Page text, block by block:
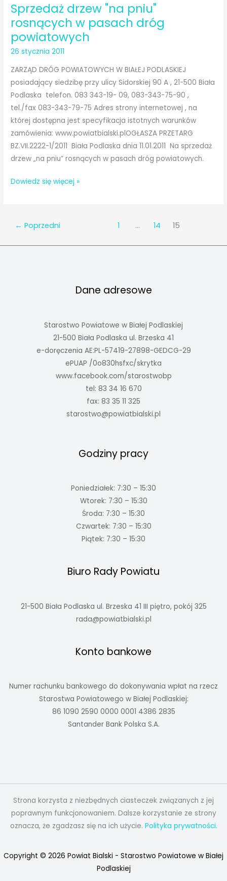
pniu”
rosnących
pasach
dróg
powiatowych
Sprzedaż drzew "na pniu"
rosnących w pasach dróg
powiatowych
26 stycznia 2011
ZARZĄD DRÓG POWIATOWYCH W BIAŁEJ PODLASKIEJ
posiadający siedzibę przy ulicy Sidorskiej 90 A , 21-500 Biała
Podlaska telefon. 083 343-19- 09, 083-343-75-90 ,
tel./fax 083-343-79-75 Adres strony internetowej , na
której dostępna jest specyfikacja istotnych warunków
zamówienia: www.powiatbialski.plOGŁASZA PRZETARG
BZ.VII.2222-1/2011 Biała Podlaska dnia 11.01.2011 Na sprzedaż
drzew „na pniu” rosnących w pasach dróg powiatowych.
Sprzedaż
rosnących
w
Dowiedz się więcej »
← Poprzedni 1 … 14 15
Dane adresowe
Starostwo Powiatowe w Białej Podlaskiej
21-500 Biała Podlaska ul. Brzeska 41
e-doręczenia AE:PL-57419-27898-GEDCG-29
ePUAP /0o830hsfxc/skrytka
www.facebook.com/starostwobp
tel: 83 34 16 670
fax: 83 35 11 325
starostwo@powiatbialski.pl
Godziny pracy
Poniedziałek: 7:30 – 15:30
Wtorek: 7:30 – 15:30
Środa: 7:30 – 15:30
Czwartek: 7:30 – 15:30
Piątek: 7:30 – 15:30
Biuro Rady Powiatu
21-500 Biała Podlaska ul. Brzeska 41 III piętro, pokój 325
rada@powiatbialski.pl
Konto bankowe
Numer rachunku bankowego do dokonywania wpłat na rzecz
Starostwa Powiatowego w Białej Podlaskiej:
86 1090 2590 0000 0001 4386 2835
Santander Bank Polska S.A.
Strona korzysta z niezbędnych ciasteczek związanych z jej
poprawnym funkcjonowaniem. Dalsze korzystanie ze strony
oznacza, że zgadzasz się na ich użycie. Polityka prywatności.
Copyright © 2026 Powiat Bialski - Starostwo Powiatowe w Białej
Podlaskiej